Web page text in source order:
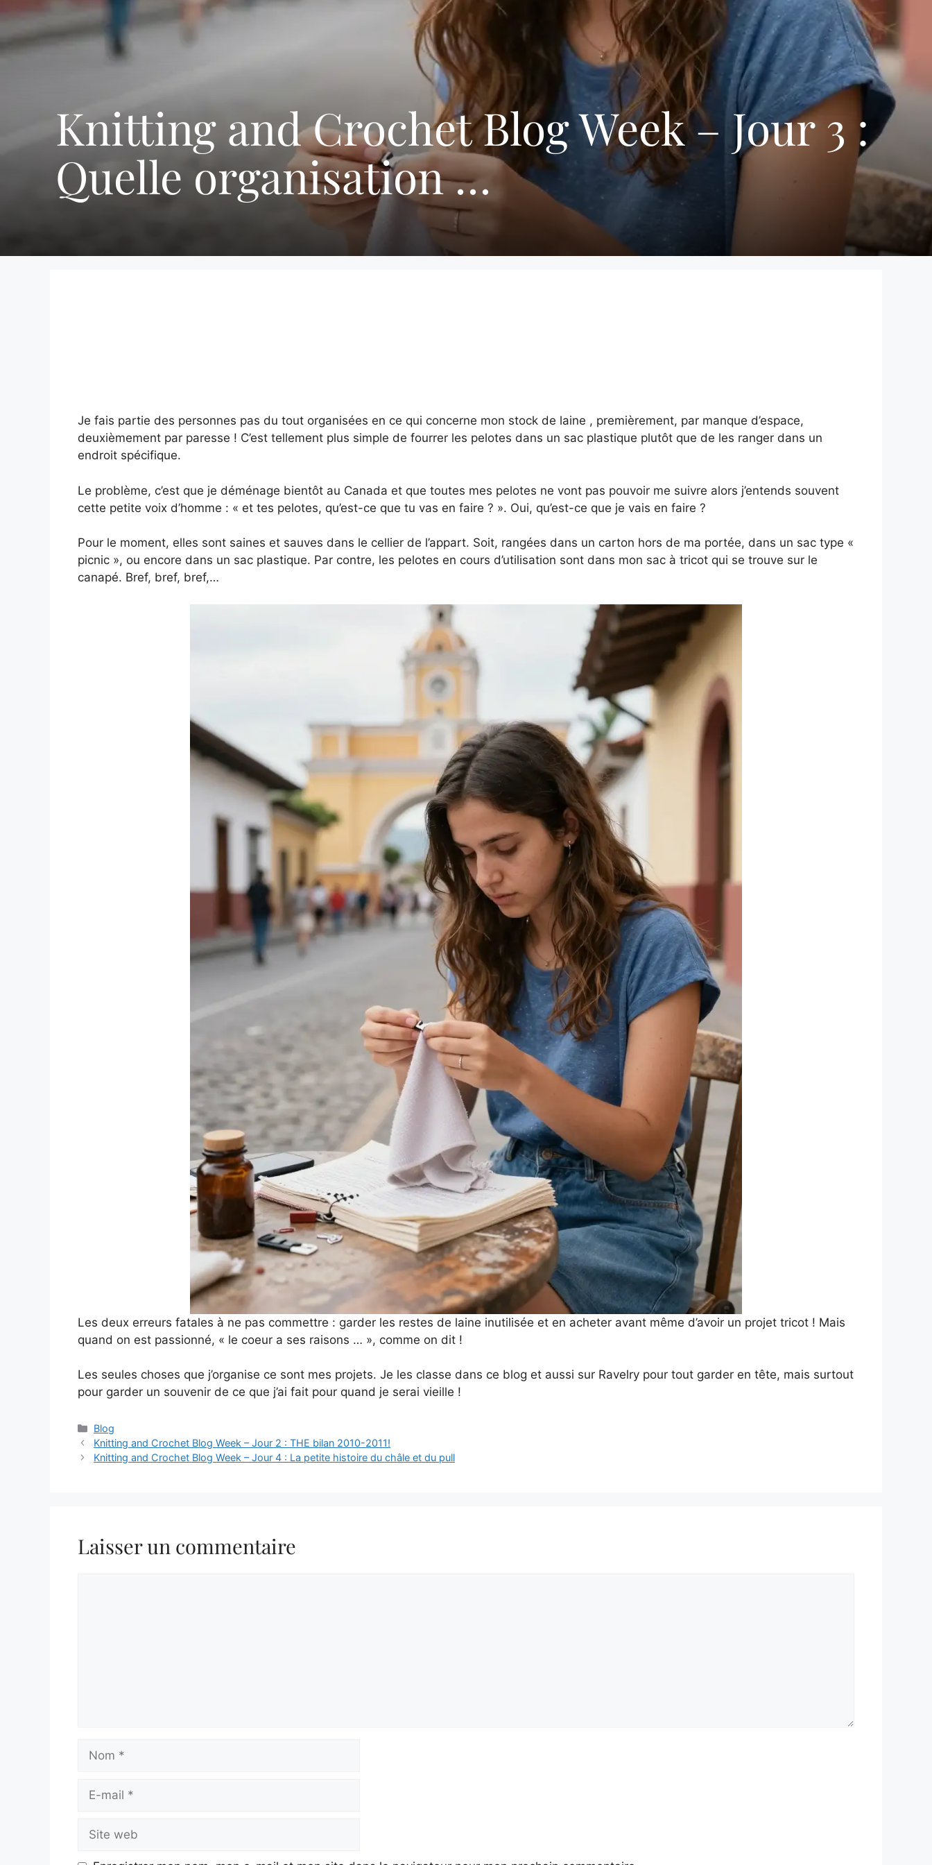
Knitting and Crochet Blog Week – Jour 3 :
Quelle organisation …
Je fais partie des personnes pas du tout organisées en ce qui concerne mon stock de laine , premièrement, par manque d’espace,
deuxièmement par paresse ! C’est tellement plus simple de fourrer les pelotes dans un sac plastique plutôt que de les ranger dans un
endroit spécifique.
Le problème, c’est que je déménage bientôt au Canada et que toutes mes pelotes ne vont pas pouvoir me suivre alors j’entends souvent
cette petite voix d’homme : « et tes pelotes, qu’est-ce que tu vas en faire ? ». Oui, qu’est-ce que je vais en faire ?
Pour le moment, elles sont saines et sauves dans le cellier de l’appart. Soit, rangées dans un carton hors de ma portée, dans un sac type «
picnic », ou encore dans un sac plastique. Par contre, les pelotes en cours d’utilisation sont dans mon sac à tricot qui se trouve sur le
canapé. Bref, bref, bref,…
Les deux erreurs fatales à ne pas commettre : garder les restes de laine inutilisée et en acheter avant même d’avoir un projet tricot ! Mais
quand on est passionné, « le coeur a ses raisons … », comme on dit !
Les seules choses que j’organise ce sont mes projets. Je les classe dans ce blog et aussi sur Ravelry pour tout garder en tête, mais surtout
pour garder un souvenir de ce que j’ai fait pour quand je serai vieille !
Catégories
Blog
Knitting and Crochet Blog Week – Jour 2 : THE bilan 2010-2011!
Knitting and Crochet Blog Week – Jour 4 : La petite histoire du châle et du pull
Laisser un commentaire
mail
web